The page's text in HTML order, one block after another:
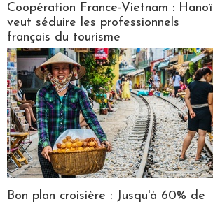
Coopération France-Vietnam : Hanoï
veut séduire les professionnels
français du tourisme
Bon plan croisière : Jusqu'à 60% de